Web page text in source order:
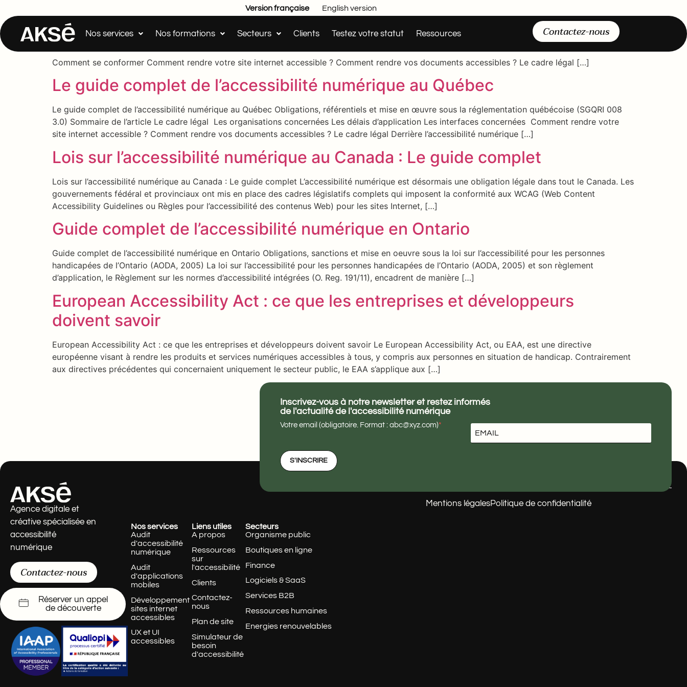
Version française English version
Nos services Nos formations Secteurs Clients Testez votre statut Ressources Contactez-nous
Le guide complet de l’accessibilité numérique en Colombie-Britannique
Le guide complet de l’accessibilité numérique en Colombie-Britannique Obligations, référentiels et mise en œuvre sous la réglementation britanno-
colombienne (Accessible B.C. Act) Sommaire de l’article Le cadre légal et les sanctions Les organisations concernées Les interfaces concernées
Comment se conformer Comment rendre votre site internet accessible ? Comment rendre vos documents accessibles ? Le cadre légal […]
Le guide complet de l’accessibilité numérique au Québec
Le guide complet de l’accessibilité numérique au Québec Obligations, référentiels et mise en œuvre sous la réglementation québécoise (SGQRI 008
3.0) Sommaire de l’article Le cadre légal Les organisations concernées Les délais d’application Les interfaces concernées Comment rendre votre
site internet accessible ? Comment rendre vos documents accessibles ? Le cadre légal Derrière l’accessibilité numérique […]
Lois sur l’accessibilité numérique au Canada : Le guide complet
Lois sur l’accessibilité numérique au Canada : Le guide complet L’accessibilité numérique est désormais une obligation légale dans tout le Canada. Les
gouvernements fédéral et provinciaux ont mis en place des cadres législatifs complets qui imposent la conformité aux WCAG (Web Content
Accessibility Guidelines ou Règles pour l’accessibilité des contenus Web) pour les sites Internet, […]
Guide complet de l’accessibilité numérique en Ontario
Guide complet de l’accessibilité numérique en Ontario Obligations, sanctions et mise en oeuvre sous la loi sur l’accessibilité pour les personnes
handicapées de l’Ontario (AODA, 2005) La loi sur l’accessibilité pour les personnes handicapées de l’Ontario (AODA, 2005) et son règlement
d’application, le Règlement sur les normes d’accessibilité intégrées (O. Reg. 191/11), encadrent de manière […]
European Accessibility Act : ce que les entreprises et développeurs
doivent savoir
European Accessibility Act : ce que les entreprises et développeurs doivent savoir Le European Accessibility Act, ou EAA, est une directive
européenne visant à rendre les produits et services numériques accessibles à tous, y compris aux personnes en situation de handicap. Contrairement
aux directives précédentes qui concernaient uniquement le secteur public, le EAA s’applique aux […]
Inscrivez-vous à notre newsletter et restez informés
de l'actualité de l'accessibilité numérique
Votre email (obligatoire. Format : abc@xyz.com)
S'INSCRIRE
Agence digitale et
créative spécialisée en
accessibilité
numérique
Contactez-nous
Réserver un appel
de découverte
Nos services
Audit
d'accessibilité
numérique
Audit
d'applications
mobiles
Développement
sites internet
accessibles
UX et UI
accessibles
Liens utiles
A propos
Ressources
sur
l'accessibilité
Clients
Contactez-
nous
Plan de site
Simulateur de
besoin
d'accessibilité
Secteurs
Organisme public
Boutiques en ligne
Finance
Logiciels & SaaS
Services B2B
Ressources humaines
Energies renouvelables
Mentions légalesPolitique de confidentialité